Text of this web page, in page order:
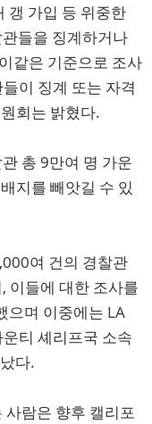
갱 가입 등 위중한
들을 징계하거나
같은 기준으로 조사
이 징계 또는 자격
회는 밝혔다.
총 9만여 명 가운
지를 빼앗길 수 있
여 건의 경찰관
이들에 대한 조사를
으며 이중에는 LA
티 셰리프국 소속
다.
람은 향후 캘리포